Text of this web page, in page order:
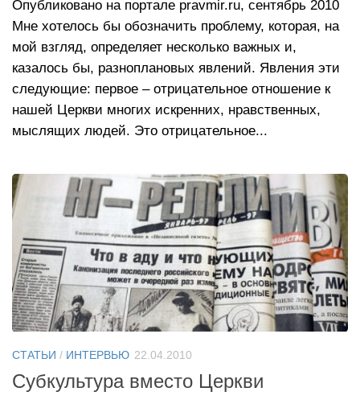
Опубликовано на портале pravmir.ru, сентябрь 2010
Мне хотелось бы обозначить проблему, которая, на
мой взгляд, определяет несколько важных и,
казалось бы, разноплановых явлений. Явления эти
следующие: первое – отрицательное отношение к
нашей Церкви многих искренних, нравственных,
мыслящих людей. Это отрицательное...
СТАТЬИ / ИНТЕРВЬЮ 22.04.2010
Субкультура вместо Церкви